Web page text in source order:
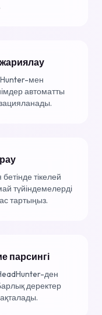
мен
автоматты
тікелей
түйіндемелерді
тартыңыз.
парсингі
ден
деректер